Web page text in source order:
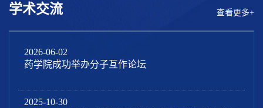
学术交流 查看更多+
2026-06-02
药学院成功举办分子互作论坛
2025-10-30